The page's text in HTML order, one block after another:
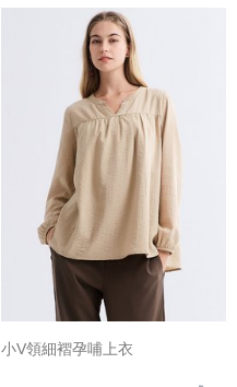
小V領細褶孕哺上衣